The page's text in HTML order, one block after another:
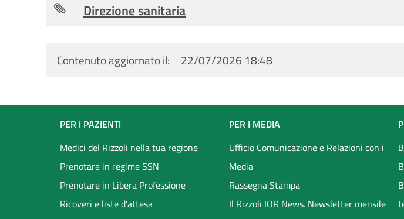
Direzione sanitaria
Contenuto aggiornato il 22/07/2026 18:48
Footer
menu
PER I PAZIENTI
Medici del Rizzoli nella tua regione
Prenotare in regime SSN
Prenotare in Libera Professione
Ricoveri e liste d'attesa
PER I MEDIA
Ufficio Comunicazione e Relazioni con i
Media
Rassegna Stampa
Il Rizzoli IOR News. Newsletter mensile